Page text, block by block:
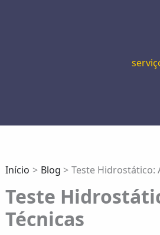
Início Blog Teste Hidrostático:
Teste
Técnicas